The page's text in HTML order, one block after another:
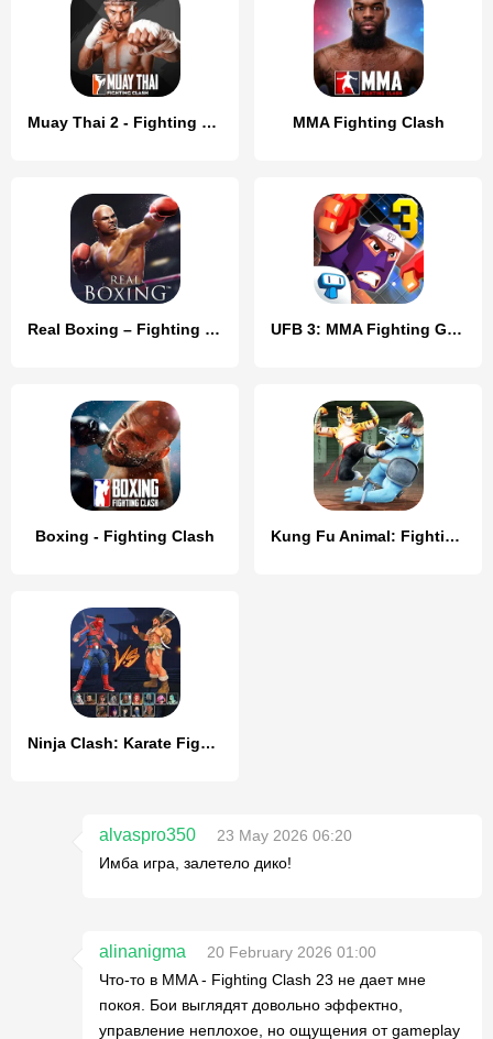
Muay Thai 2 - Fighting Clash MMA Fighting Clash
Real Boxing – Fighting Game UFB 3: MMA Fighting Game
Boxing - Fighting Clash Kung Fu Animal: Fighting Games
Ninja Clash: Karate Fighters
alvaspro350
23 May 2026 06:20
Имба игра, залетело дико!
alinanigma
20 February 2026 01:00
Что-то в MMA - Fighting Clash 23 не дает мне
покоя. Бои выглядят довольно эффектно,
управление неплохое, но ощущения от gameplay